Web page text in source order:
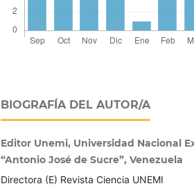
BIOGRAFÍA DEL AUTOR/A
Editor Unemi, Universidad Nacional
“Antonio José de Sucre”, Venezuela
Directora (E) Revista Ciencia UNEMI